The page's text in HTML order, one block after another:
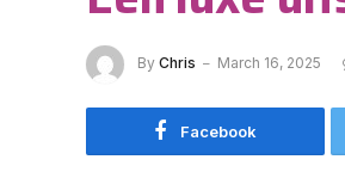
By Chris March 16, 2025
Facebook